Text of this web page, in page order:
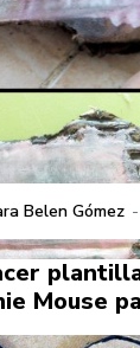
Belen Gómez -
Mouse